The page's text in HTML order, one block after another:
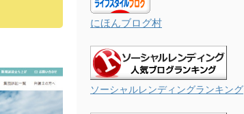
にほんブログ村
ソーシャルレンディングランキング